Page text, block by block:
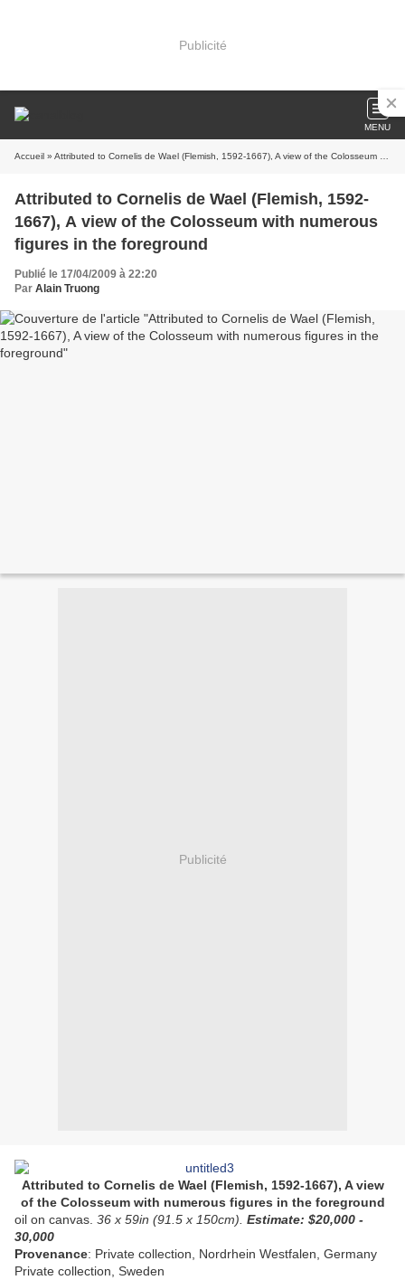
Publicité
MENU
Accueil » Attributed to Cornelis de Wael (Flemish, 1592-1667), A view of the Colosseum with numerous figures in the foreground
Attributed to Cornelis de Wael (Flemish, 1592-
1667), A view of the Colosseum with numerous
figures in the foreground
Publié le 17/04/2009 à 22:20
Par Alain Truong
Publicité
Attributed to Cornelis de Wael (Flemish, 1592-1667), A view
of the Colosseum with numerous figures in the foreground
oil on canvas. 36 x 59in (91.5 x 150cm). Estimate: $20,000 -
30,000
Provenance: Private collection, Nordrhein Westfalen, Germany
Private collection, Sweden